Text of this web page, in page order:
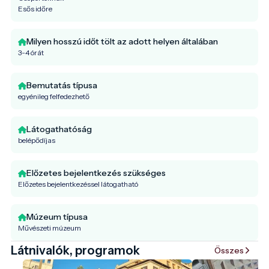
Esős időre
Milyen hosszú időt tölt az adott helyen általában
3-4 órát
Bemutatás típusa
egyénileg felfedezhető
Látogathatóság
belépődíjas
Előzetes bejelentkezés szükséges
Előzetes bejelentkezéssel látogatható
Múzeum típusa
Művészeti múzeum
Látnivalók, programok Összes